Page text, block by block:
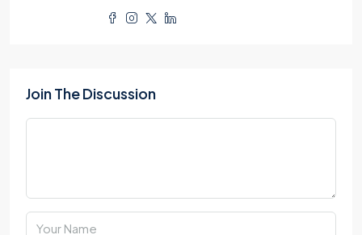
Join The Discussion